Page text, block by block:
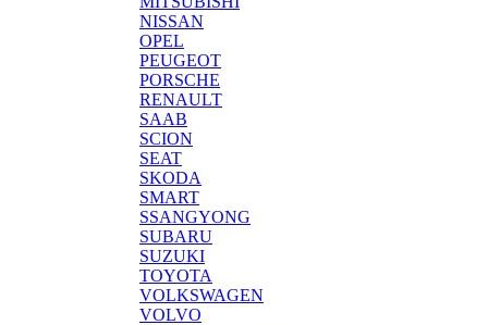
NISSAN
OPEL
PEUGEOT
PORSCHE
RENAULT
SAAB
SCION
SEAT
SKODA
SMART
SSANGYONG
SUBARU
SUZUKI
TOYOTA
VOLKSWAGEN
VOLVO